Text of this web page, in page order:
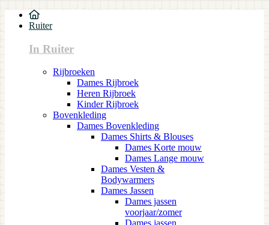
Ruiter
In Ruiter
Rijbroeken
Dames Rijbroek
Heren Rijbroek
Kinder Rijbroek
Bovenkleding
Dames Bovenkleding
Dames Shirts & Blouses
Dames Korte mouw
Dames Lange mouw
Dames Vesten &
Bodywarmers
Dames Jassen
Dames jassen
voorjaar/zomer